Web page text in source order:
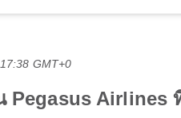
GMT+0
Pegasus